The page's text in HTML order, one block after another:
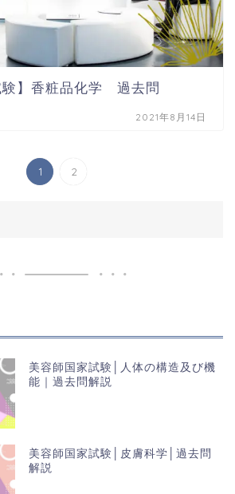
験】香粧品化学 過去問
2021年8月14日
1 2
美容師国家試験│人体の構造及び機
能｜過去問解説
美容師国家試験│皮膚科学│過去問
解説